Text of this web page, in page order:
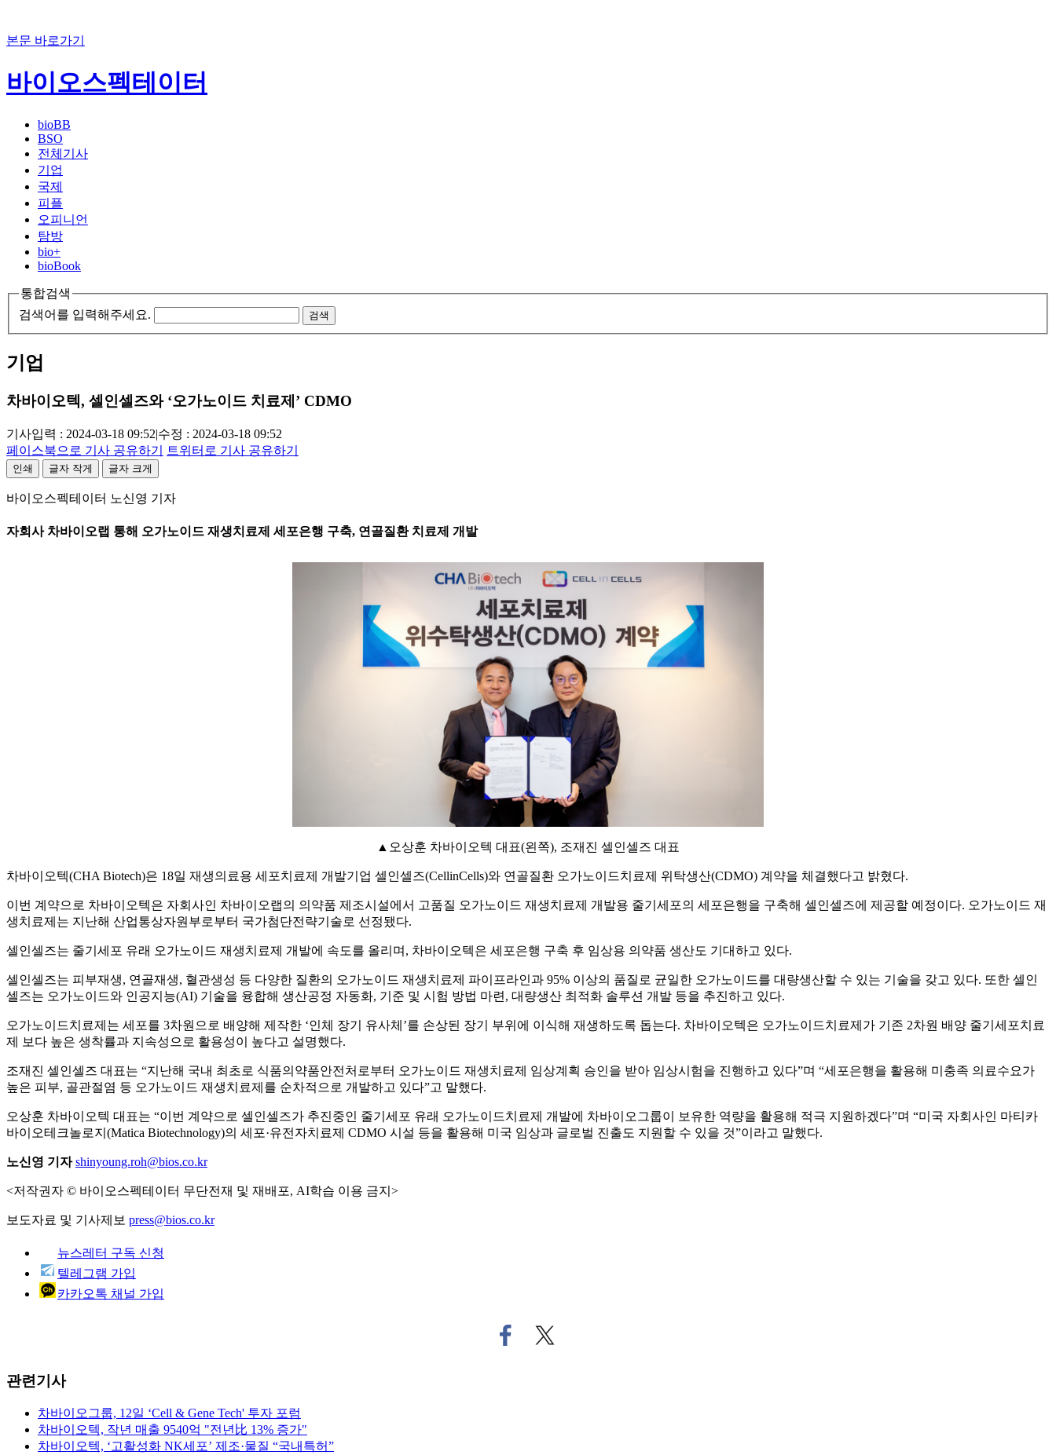
본문 바로가기
바이오스펙테이터
bioBB
BSO
전체기사
기업
국제
피플
오피니언
탐방
bio+
bioBook
통합검색
검색어를 입력해주세요.
검색
기업
차바이오텍, 셀인셀즈와 ‘오가노이드 치료제’ CDMO
기사입력 : 2024-03-18 09:52|수정 : 2024-03-18 09:52
페이스북으로 기사 공유하기
트위터로 기사 공유하기
인쇄 글자 작게 글자 크게
바이오스펙테이터 노신영 기자
자회사 차바이오랩 통해 오가노이드 재생치료제 세포은행 구축, 연골질환 치료제 개발
▲오상훈 차바이오텍 대표(왼쪽), 조재진 셀인셀즈 대표
차바이오텍(CHA Biotech)은 18일 재생의료용 세포치료제 개발기업 셀인셀즈(CellinCells)와 연골질환 오가노이드치료제 위탁생산(CDMO) 계약을 체결했다고 밝혔다.
이번 계약으로 차바이오텍은 자회사인 차바이오랩의 의약품 제조시설에서 고품질 오가노이드 재생치료제 개발용 줄기세포의 세포은행을 구축해 셀인셀즈에 제공할 예정이다. 오가노이드 재
생치료제는 지난해 산업통상자원부로부터 국가첨단전략기술로 선정됐다.
셀인셀즈는 줄기세포 유래 오가노이드 재생치료제 개발에 속도를 올리며, 차바이오텍은 세포은행 구축 후 임상용 의약품 생산도 기대하고 있다.
셀인셀즈는 피부재생, 연골재생, 혈관생성 등 다양한 질환의 오가노이드 재생치료제 파이프라인과 95% 이상의 품질로 균일한 오가노이드를 대량생산할 수 있는 기술을 갖고 있다. 또한 셀인
셀즈는 오가노이드와 인공지능(AI) 기술을 융합해 생산공정 자동화, 기준 및 시험 방법 마련, 대량생산 최적화 솔루션 개발 등을 추진하고 있다.
오가노이드치료제는 세포를 3차원으로 배양해 제작한 ‘인체 장기 유사체’를 손상된 장기 부위에 이식해 재생하도록 돕는다. 차바이오텍은 오가노이드치료제가 기존 2차원 배양 줄기세포치료
제 보다 높은 생착률과 지속성으로 활용성이 높다고 설명했다.
조재진 셀인셀즈 대표는 “지난해 국내 최초로 식품의약품안전처로부터 오가노이드 재생치료제 임상계획 승인을 받아 임상시험을 진행하고 있다”며 “세포은행을 활용해 미충족 의료수요가
높은 피부, 골관절염 등 오가노이드 재생치료제를 순차적으로 개발하고 있다”고 말했다.
오상훈 차바이오텍 대표는 “이번 계약으로 셀인셀즈가 추진중인 줄기세포 유래 오가노이드치료제 개발에 차바이오그룹이 보유한 역량을 활용해 적극 지원하겠다”며 “미국 자회사인 마티카
바이오테크놀로지(Matica Biotechnology)의 세포·유전자치료제 CDMO 시설 등을 활용해 미국 임상과 글로벌 진출도 지원할 수 있을 것”이라고 말했다.
노신영 기자 shinyoung.roh@bios.co.kr
<저작권자 © 바이오스펙테이터 무단전재 및 재배포, AI학습 이용 금지>
보도자료 및 기사제보 press@bios.co.kr
뉴스레터 구독 신청
텔레그램 가입
카카오톡 채널 가입
페
이
트
위
관련기사
차바이오그룹, 12일 ‘Cell & Gene Tech' 투자 포럼
차바이오텍, 작년 매출 9540억 "전년比 13% 증가"
차바이오텍, ‘고활성화 NK세포’ 제조·물질 “국내특허”